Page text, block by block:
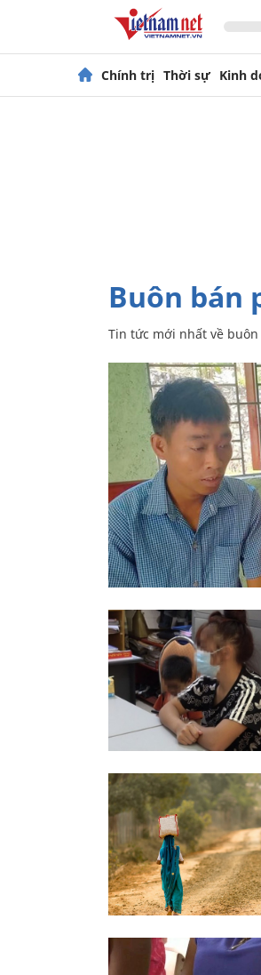
Chính trị Thời sự Kinh
buôn
Tin tức mới nhất về